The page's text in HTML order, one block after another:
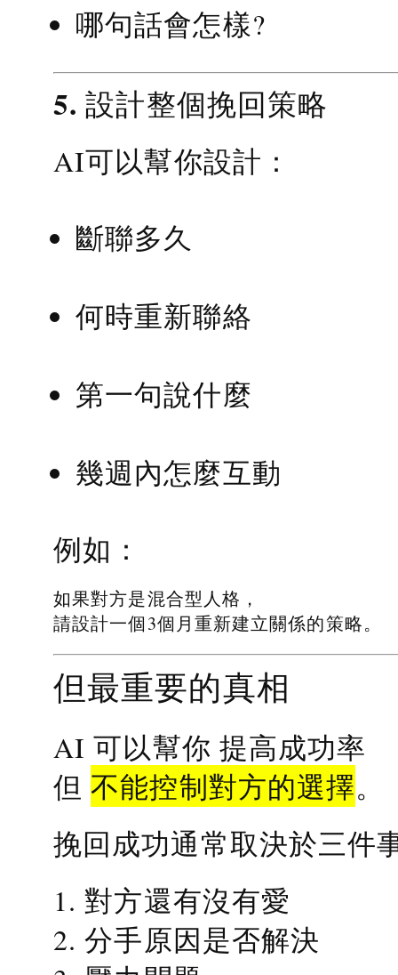
哪句話會怎樣?
5. 設計整個挽回策略
AI可以幫你設計：
斷聯多久
何時重新聯絡
第一句說什麼
幾週內怎麼互動
例如：
如果對方是混合型人格，
請設計一個3個月重新建立關係的策略。
但最重要的真相
AI 可以幫你 提高成功率
但不能控制對方的選擇。
挽回成功通常取決於三件
1. 對方還有沒有愛
2. 分手原因是否解決